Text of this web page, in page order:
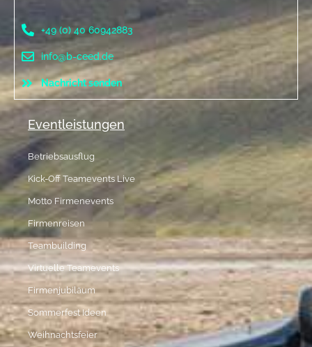
+49 (0) 40 60942883
info@b-ceed.de
Nachricht senden
Eventleistungen
Betriebsausflug
Kick-Off Teamevents Live
Motto Firmenevents
Firmenreisen
Teambuilding
Virtuelle Teamevents
Firmenjubiläum
Sommerfest Ideen
Weihnachtsfeier